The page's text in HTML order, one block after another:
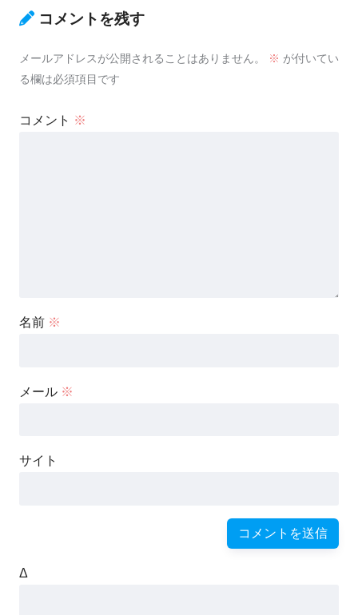
コメントを残す
メールアドレスが公開されることはありません。 ※ が付いてい
る欄は必須項目です
コメント ※
名前 ※
メール ※
サイト
Δ